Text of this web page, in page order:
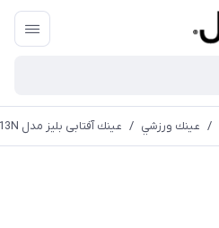
/ عينك ورزشي / عينك آفتابی بليز مدل Matrix - Nano Nordic Light 52104-13N